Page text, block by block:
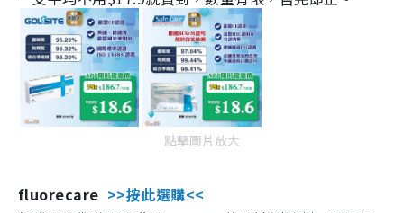
點擊圖片放大
fluorecare >>按此選購<<